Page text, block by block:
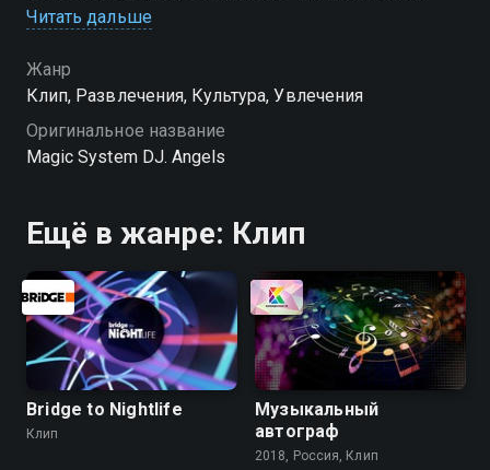
исполнителями и представим уникальные
Читать дальше
Жанр
Клип, Развлечения, Культура, Увлечения
Оригинальное название
Magic System DJ. Angels
Ещё в жанре: Клип
Bridge to Nightlife
Клип
Музыкальный
автограф
2018, Россия, Клип